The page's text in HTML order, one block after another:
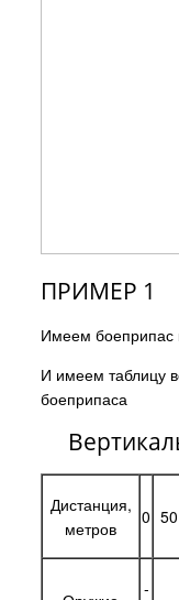
ПРИМЕР 1
Имеем боеприпас
И имеем таблицу
боеприпаса
Дистанция,
метров
0 50
-